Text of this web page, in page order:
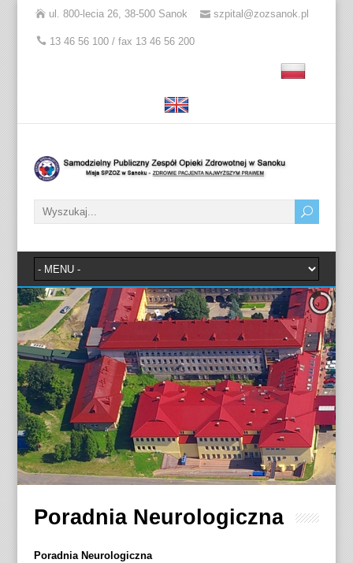
ul. 800-lecia 26, 38-500 Sanok szpital@zozsanok.pl
13 46 56 100 / fax 13 46 56 200
Poradnia Neurologiczna
Poradnia Neurologiczna